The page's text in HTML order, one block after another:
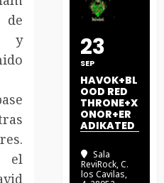
de
y
el
23
SEP
HAVOK+BL
OOD RED
THRONE+X
ONOR+ER
ADIKATED
Sala
ReviRock, C.
los Cavilas,